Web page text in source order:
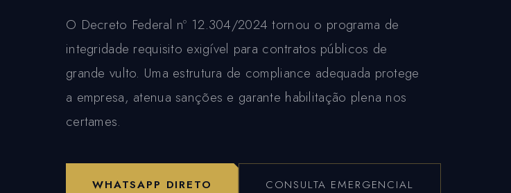
O Decreto Federal nº 12.304/2024 tornou o programa de
integridade requisito exigível para contratos públicos de
grande vulto. Uma estrutura de compliance adequada protege
a empresa, atenua sanções e garante habilitação plena nos
certames.
WHATSAPP DIRETO CONSULTA EMERGENCIAL